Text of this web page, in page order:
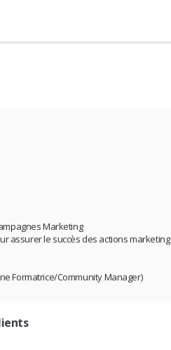
Marketing
assurer le succès des actions marketing
Formatrice/Community Manager)